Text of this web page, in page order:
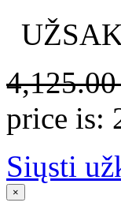
price is:
Siųsti
×